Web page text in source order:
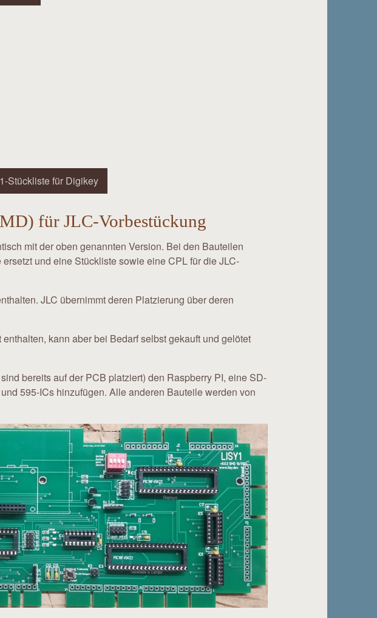
Stückliste für Digikey
für JLC-Vorbestückung
mit der oben genannten Version. Bei den Bauteilen
und eine Stückliste sowie eine CPL für die JLC-
JLC übernimmt deren Platzierung über deren
kann aber bei Bedarf selbst gekauft und gelötet
bereits auf der PCB platziert) den Raspberry PI, eine SD-
595-ICs hinzufügen. Alle anderen Bauteile werden von